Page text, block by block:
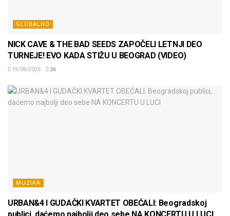
GLOBALNO
NICK CAVE & THE BAD SEEDS ZAPOČELI LETNJI DEO
TURNEJE! EVO KADA STIŽU U BEOGRAD (VIDEO)
19/06/2026 26
MUZIKA
URBAN&4 I GUDAČKI KVARTET OBEĆALI: Beogradskoj